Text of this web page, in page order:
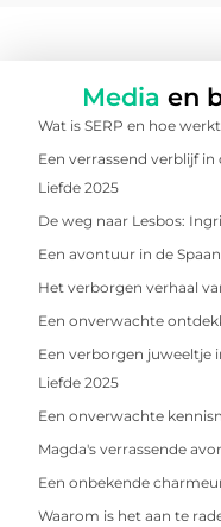
Media en
Wat is SERP en hoe
Een verrassend verblijf
Liefde 2025
De weg naar Lesbos:
Een avontuur in de
Het verborgen verhaal
Een onverwachte
Een verborgen juweeltje
Liefde 2025
Een onverwachte
Magda's verrassende
Een onbekende
Waarom is het aan te